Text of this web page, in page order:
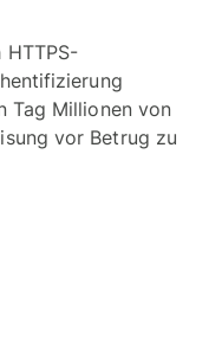
Tag Millionen von
vor Betrug zu